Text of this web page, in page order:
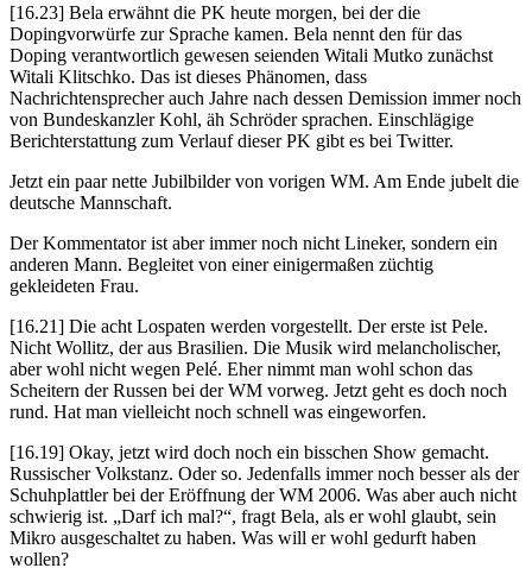
[16.23] Bela erwähnt die PK heute morgen, bei der die
Dopingvorwürfe zur Sprache kamen. Bela nennt den für das
Doping verantwortlich gewesen seienden Witali Mutko zunächst
Witali Klitschko. Das ist dieses Phänomen, dass
Nachrichtensprecher auch Jahre nach dessen Demission immer noch
von Bundeskanzler Kohl, äh Schröder sprachen. Einschlägige
Berichterstattung zum Verlauf dieser PK gibt es bei Twitter.
Jetzt ein paar nette Jubilbilder von vorigen WM. Am Ende jubelt die
deutsche Mannschaft.
Der Kommentator ist aber immer noch nicht Lineker, sondern ein
anderen Mann. Begleitet von einer einigermaßen züchtig
gekleideten Frau.
[16.21] Die acht Lospaten werden vorgestellt. Der erste ist Pele.
Nicht Wollitz, der aus Brasilien. Die Musik wird melancholischer,
aber wohl nicht wegen Pelé. Eher nimmt man wohl schon das
Scheitern der Russen bei der WM vorweg. Jetzt geht es doch noch
rund. Hat man vielleicht noch schnell was eingeworfen.
[16.19] Okay, jetzt wird doch noch ein bisschen Show gemacht.
Russischer Volkstanz. Oder so. Jedenfalls immer noch besser als der
Schuhplattler bei der Eröffnung der WM 2006. Was aber auch nicht
schwierig ist. „Darf ich mal?“, fragt Bela, als er wohl glaubt, sein
Mikro ausgeschaltet zu haben. Was will er wohl gedurft haben
wollen?